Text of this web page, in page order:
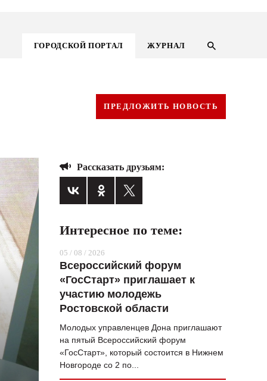
ГОРОДСКОЙ ПОРТАЛ ЖУРНАЛ
ГОРОДСКОЙ ПОРТАЛ
ВОПРОС НЕДЕЛИ
ТАМ И ТУТ
СТИЛЬ ЖИЗНИ
ПРЕДЛОЖИТЬ НОВОСТЬ
Рассказать друзьям:
Интересное по теме:
05 / 08 / 2026
Всероссийский форум
«ГосСтарт» приглашает к
участию молодежь
Ростовской области
Молодых управленцев Дона приглашают
на пятый Всероссийский форум
«ГосСтарт», который состоится в Нижнем
Новгороде со 2 по...